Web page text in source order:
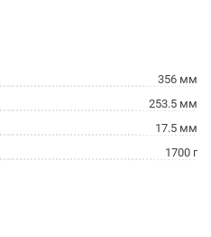
356 мм
253.5 мм
17.5 мм
1700 г